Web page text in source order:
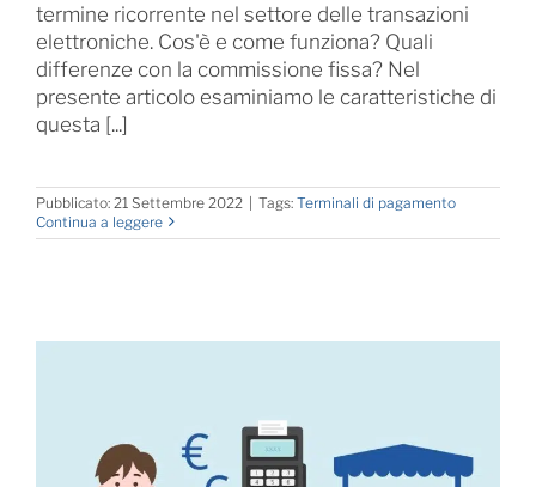
termine ricorrente nel settore delle transazioni
elettroniche. Cos'è e come funziona? Quali
differenze con la commissione fissa? Nel
presente articolo esaminiamo le caratteristiche di
questa [...]
Pubblicato: 21 Settembre 2022 Tags: Terminali di pagamento
Continua a leggere